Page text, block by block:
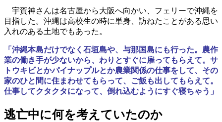
宇賀神さんは名古屋から大阪へ向かい、フェリーで沖縄を
目指した。沖縄は高校生の時に単身、訪ねたことがある思い
入れのある土地でもあった。
「沖縄本島だけでなく石垣島や、与那国島にも行った。農作
業の働き手が少ないから、わりとすぐに雇ってもらえて。サ
トウキビとかパイナップルとか農業関係の仕事をして、その
家のひと間に住まわせてもらって、ご飯も出してもらえて。
仕事してクタクタになって、倒れ込むようにすぐ寝ちゃう」
逃亡中に何を考えていたのか